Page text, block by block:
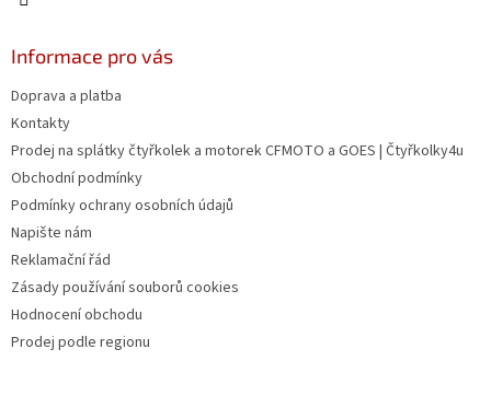
Informace pro vás
Doprava a platba
Kontakty
Prodej na splátky čtyřkolek a motorek CFMOTO a GOES | Čtyřkolky4u
Obchodní podmínky
Podmínky ochrany osobních údajů
Napište nám
Reklamační řád
Zásady používání souborů cookies
Hodnocení obchodu
Prodej podle regionu